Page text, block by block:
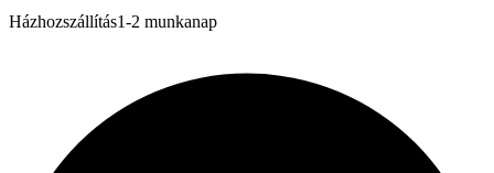
Házhozszállítás1-2 munkanap